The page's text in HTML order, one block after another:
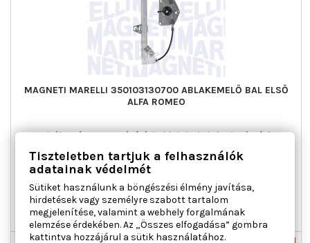
MAGNETI MARELLI 350103130700 ABLAKEMELŐ BAL ELSŐ
ALFA ROMEO
Ajtók száma : 5, Beépítési oldal : bal első, Kiegészítő
cikk/kiegészítő info : Villanymotor nélkül, Működési mód :
elektromos, Páros cikkszám : 350103130800
Ár
32 600 Ft
ár
 Kosárba Bővebben
 Raktáron
Tiszteletben tartjuk a felhasználók
adatainak védelmét
Sütiket használunk a böngészési élmény javítása,
hirdetések vagy személyre szabott tartalom
megjelenítése, valamint a webhely forgalmának
elemzése érdekében. Az „Összes elfogadása” gombra
kattintva hozzájárul a sütik használatához.